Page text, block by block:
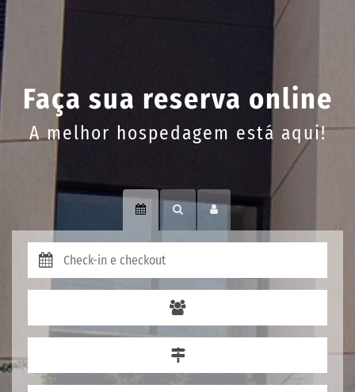
Faça sua reserva online
A melhor hospedagem está aqui!